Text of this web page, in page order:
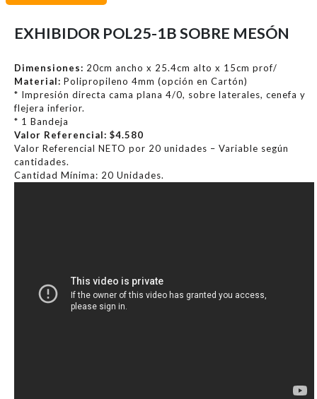
EXHIBIDOR POL25-1B SOBRE MESÓN
Dimensiones: 20cm ancho x 25.4cm alto x 15cm prof/
Material: Polipropileno 4mm (opción en Cartón)
* Impresión directa cama plana 4/0, sobre laterales, cenefa y
flejera inferior.
* 1 Bandeja
Valor Referencial: $4.580
Valor Referencial NETO por 20 unidades – Variable según
cantidades.
Cantidad Mínima: 20 Unidades.